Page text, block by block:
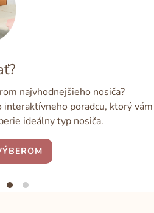
najvhodnejšieho nosiča?
poradcu, ktorý vám
ideálny typ nosiča.